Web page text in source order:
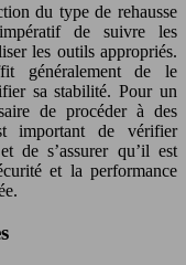
du type de rehausse
de suivre les
les outils appropriés.
généralement de le
sa stabilité. Pour un
de procéder à des
important de vérifier
de s’assurer qu’il est
et la performance